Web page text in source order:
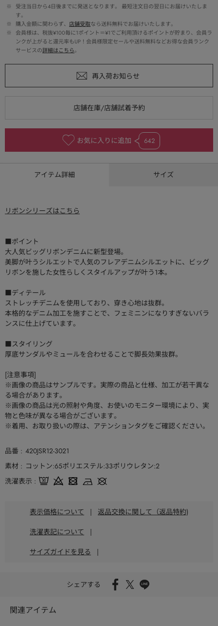
※
受注当日から4日後までに発送となります。 最短注文日の翌日にお届けいたしま
す。
※
購入金額に関わらず、 店舗受取なら送料無料でお届けいたします。
※
会員様は、税抜¥100毎に1ポイント＝¥1でご利用頂けるポイントが貯まり、会員ラ
ンクが上がると還元率もUP！会員様限定セールや送料無料などお得な会員ランク
サービスの詳細はこちら。
お気に入りに追加 642
アイテム詳細 サイズ
リボンシリーズはこちら
■ポイント
大人気ビッグリボンデニムに新型登場。
美脚が叶うシルエットで人気のフレアデニムシルエットに、ビッグ
リボンを施した女性らしくスタイルアップが叶う1本。
■ディテール
ストレッチデニムを使用しており、穿き心地は抜群。
本格的なデニム加工を施すことで、フェミニンになりすぎないバラ
ンスに仕上げています。
■スタイリング
厚底サンダルやミュールを合わせることで脚長効果抜群。
[注意事項]
※画像の商品はサンプルです。実際の商品と仕様、加工が若干異な
る場合があります。
※画像の商品は光の照射や角度、お使いのモニター環境により、実
物と色味が異なる場合がございます。
※着用、お取り扱いの際は、アテンションタグをご確認ください。
品番
420JSR12-3021
素材
コットン:65ポリエステル:33ポリウレタン:2
洗濯表示
表示価格について | 返品交換に関して（返品特約)
洗濯表記について |
サイズガイドを見る |
シェアする
関連アイテム